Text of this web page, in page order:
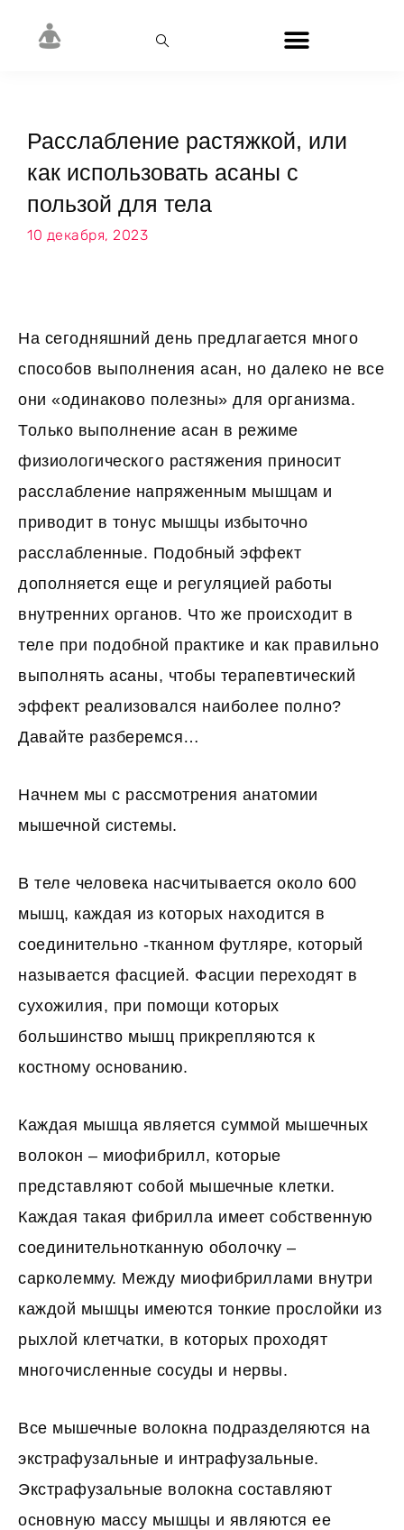
Расслабление растяжкой, или
как использовать асаны с
пользой для тела
10 декабря, 2023
На сегодняшний день предлагается много
способов выполнения асан, но далеко не все
они «одинаково полезны» для организма.
Только выполнение асан в режиме
физиологического растяжения приносит
расслабление напряженным мышцам и
приводит в тонус мышцы избыточно
расслабленные. Подобный эффект
дополняется еще и регуляцией работы
внутренних органов. Что же происходит в
теле при подобной практике и как правильно
выполнять асаны, чтобы терапевтический
эффект реализовался наиболее полно?
Давайте разберемся…
Начнем мы с рассмотрения анатомии
мышечной системы.
В теле человека насчитывается около 600
мышц, каждая из которых находится в
соединительно -тканном футляре, который
называется фасцией. Фасции переходят в
сухожилия, при помощи которых
большинство мышц прикрепляются к
костному основанию.
Каждая мышца является суммой мышечных
волокон – миофибрилл, которые
представляют собой мышечные клетки.
Каждая такая фибрилла имеет собственную
соединительнотканную оболочку –
сарколемму. Между миофибриллами внутри
каждой мышцы имеются тонкие прослойки из
рыхлой клетчатки, в которых проходят
многочисленные сосуды и нервы.
Все мышечные волокна подразделяются на
экстрафузальные и интрафузальные.
Экстрафузальные волокна составляют
основную массу мышцы и являются ее